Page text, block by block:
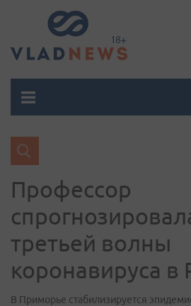
Профессор
третьей волны
коронавируса в
В Приморье стабилизируется